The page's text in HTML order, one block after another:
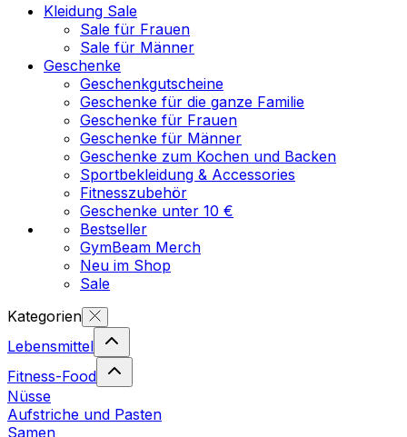
Kleidung Sale
Sale für Frauen
Sale für Männer
Geschenke
Geschenkgutscheine
Geschenke für die ganze Familie
Geschenke für Frauen
Geschenke für Männer
Geschenke zum Kochen und Backen
Sportbekleidung & Accessories
Fitnesszubehör
Geschenke unter 10 €
Bestseller
GymBeam Merch
Neu im Shop
Sale
Kategorien
Lebensmittel
Fitness-Food
Nüsse
Aufstriche und Pasten
Samen